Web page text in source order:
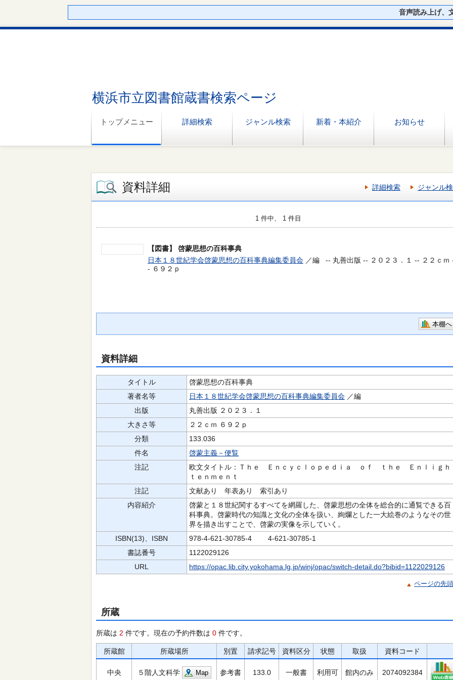
音声読み上げ、
横浜市立図書館蔵書検索ページ
トップメニュー 詳細検索 ジャンル検索 新着・本紹介 お知らせ
資料詳細 詳細検索 ジャンル
1 件中、 1 件目
【図書】
啓蒙思想の百科事典
日本１８世紀学会啓蒙思想の百科事典編集委員会 ／編 -- 丸善出版 -- ２０２３．１ -- ２２ｃｍ
- ６９２ｐ
本棚へ
資料詳細
タイトル
啓蒙思想の百科事典
著者名等
日本１８世紀学会啓蒙思想の百科事典編集委員会 ／編
出版
丸善出版 ２０２３．１
大きさ等
２２ｃｍ ６９２ｐ
分類
133.036
件名
啓蒙主義－便覧
注記
欧文タイトル：Ｔｈｅ Ｅｎｃｙｃｌｏｐｅｄｉａ ｏｆ ｔｈｅ Ｅｎｌｉｇｈ
ｔｅｎｍｅｎｔ
注記
文献あり 年表あり 索引あり
内容紹介
啓蒙と１８世紀関するすべてを網羅した、啓蒙思想の全体を総合的に通覧できる百
科事典。啓蒙時代の知識と文化の全体を扱い、絢爛とした一大絵巻のようなその世
界を描き出すことで、啓蒙の実像を示していく。
ISBN(13)、ISBN
978-4-621-30785-4 4-621-30785-1
書誌番号
1122029126
URL
https://opac.lib.city.yokohama.lg.jp/winj/opac/switch-detail.do?bibid=1122029126
ページの先
所蔵
所蔵は 2 件です。現在の予約件数は 0 件です。
所蔵館 所蔵場所 別置 請求記号 資料区分 状態 取扱 資料コード
中央 ５階人文科学 Map 参考書 133.0 一般書 利用可 館内のみ 2074092384